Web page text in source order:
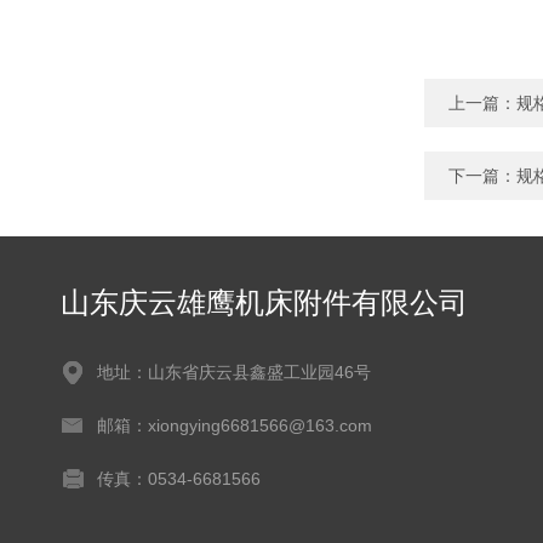
上一篇： 规
下一篇： 规
山东庆云雄鹰机床附件有限公司
地址：山东省庆云县鑫盛工业园46号
邮箱：xiongying6681566@163.com
传真：0534-6681566